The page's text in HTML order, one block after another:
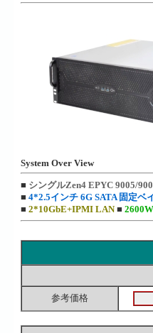
System Over View
■ シングルZen4 EPYC 9005/
■4*2.5インチ 6G SATA 固定ベ
■2*10GbE+IPMI LAN■
参考価格